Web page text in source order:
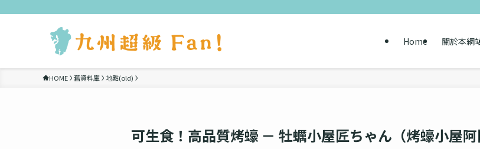
Home 關於本網
HOME 舊資料庫 地點(old)
可生食！高品質烤蠔 － 牡蠣小屋匠ちゃん（烤蠔小屋阿